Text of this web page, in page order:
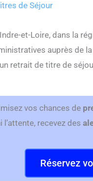
de Séjour
et-Loire, dans la
auprès de
retrait de titre de
vos chances de
l’attente, recevez des
Réservez